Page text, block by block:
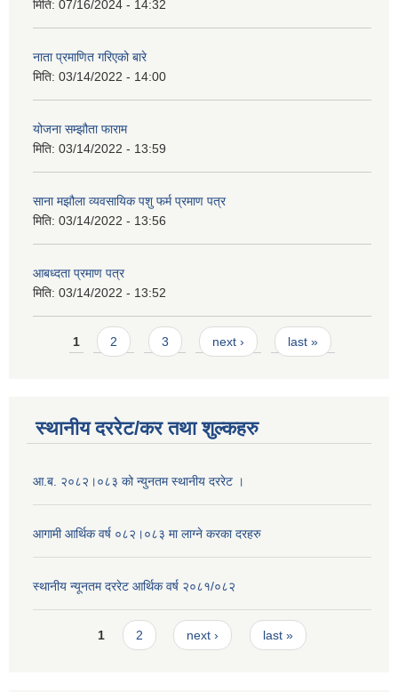
मिति: 07/16/2024 - 14:32
नाता प्रमाणित गरिएको बारे
मिति: 03/14/2022 - 14:00
योजना सम्झौता फाराम
मिति: 03/14/2022 - 13:59
साना मझौला व्यवसायिक पशु फर्म प्रमाण पत्र
मिति: 03/14/2022 - 13:56
आबध्दता प्रमाण पत्र
मिति: 03/14/2022 - 13:52
Pages
1 2 3 next › last »
स्थानीय दररेट/कर तथा शुल्कहरु
आ.ब. २०८२।०८३ को न्युनतम स्थानीय दररेट ।
आगामी आर्थिक वर्ष ०८२।०८३ मा लाग्ने करका दरहरु
स्थानीय न्यूनतम दररेट आर्थिक वर्ष २०८१/०८२
Pages1 2 next › last »